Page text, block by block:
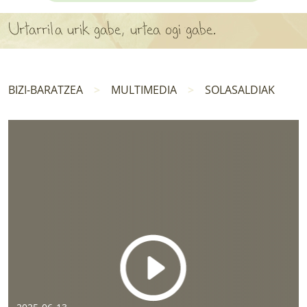
APARTEN MAPA
LURRERAKO BIDE LAGUN
LANDAREPEDIA
Urtarrila urik gabe, urtea ogi gabe.
BIZI-BARATZEA MULTIMEDIA SOLASALDIAK